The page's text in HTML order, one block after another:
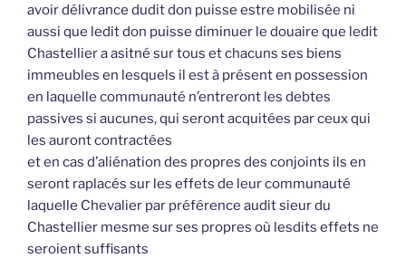
avoir délivrance dudit don puisse estre mobilisée ni
aussi que ledit don puisse diminuer le douaire que ledit
Chastellier a asitné sur tous et chacuns ses biens
immeubles en lesquels il est à présent en possession
en laquelle communauté n’entreront les debtes
passives si aucunes, qui seront acquitées par ceux qui
les auront contractées
et en cas d’aliénation des propres des conjoints ils en
seront raplacés sur les effets de leur communauté
laquelle Chevalier par préférence audit sieur du
Chastellier mesme sur ses propres où lesdits effets ne
seroient suffisants